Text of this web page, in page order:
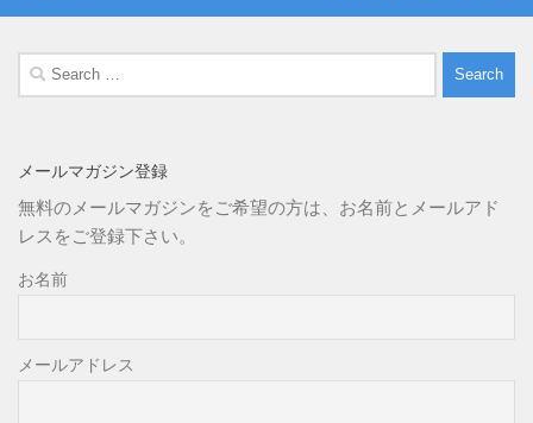
Search
for:
メールマガジン登録
無料のメールマガジンをご希望の方は、お名前とメールアド
レスをご登録下さい。
お名前
メールアドレス